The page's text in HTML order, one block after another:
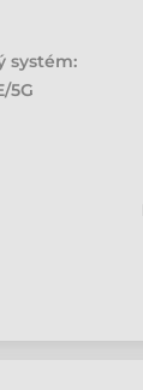
systém:
5G